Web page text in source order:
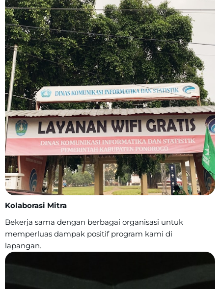
Kolaborasi Mitra
Bekerja sama dengan berbagai organisasi untuk
memperluas dampak positif program kami di
lapangan.